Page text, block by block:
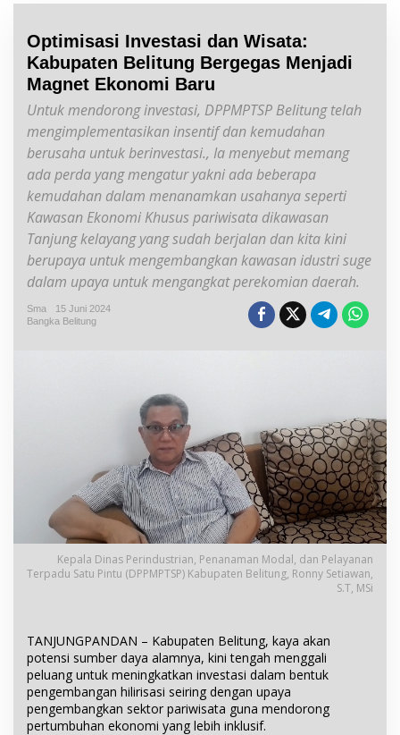
Optimisasi Investasi dan Wisata:
Kabupaten Belitung Bergegas Menjadi
Magnet Ekonomi Baru
Untuk mendorong investasi, DPPMPTSP Belitung telah
mengimplementasikan insentif dan kemudahan
berusaha untuk berinvestasi., Ia menyebut memang
ada perda yang mengatur yakni ada beberapa
kemudahan dalam menanamkan usahanya seperti
Kawasan Ekonomi Khusus pariwisata dikawasan
Tanjung kelayang yang sudah berjalan dan kita kini
berupaya untuk mengembangkan kawasan idustri suge
dalam upaya untuk mengangkat perekomian daerah.
Sma
15 Juni 2024
Bangka Belitung
Kepala Dinas Perindustrian, Penanaman Modal, dan Pelayanan
Terpadu Satu Pintu (DPPMPTSP) Kabupaten Belitung, Ronny Setiawan,
S.T, MSi
TANJUNGPANDAN – Kabupaten Belitung, kaya akan
potensi sumber daya alamnya, kini tengah menggali
peluang untuk meningkatkan investasi dalam bentuk
pengembangan hilirisasi seiring dengan upaya
pengembangkan sektor pariwisata guna mendorong
pertumbuhan ekonomi yang lebih inklusif.